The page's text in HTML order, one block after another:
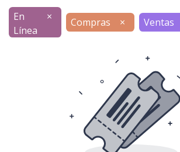
En
Línea
× Compras × Ventas